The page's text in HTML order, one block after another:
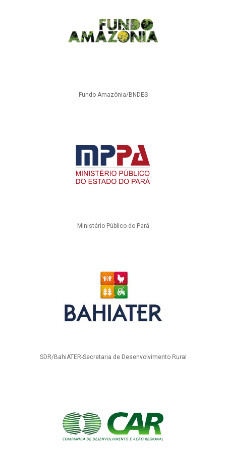
Fundo Amazônia/BNDES
Ministério Público do Pará
SDR/BahiATER-Secretaria de Desenvolvimento Rural